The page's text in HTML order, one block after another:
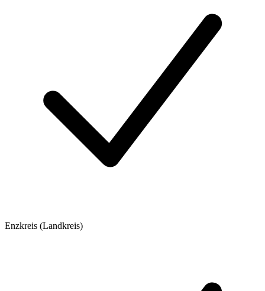
Enzkreis (Landkreis)